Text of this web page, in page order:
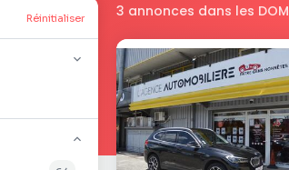
Réinitialiser 3 annonces dans les DOM